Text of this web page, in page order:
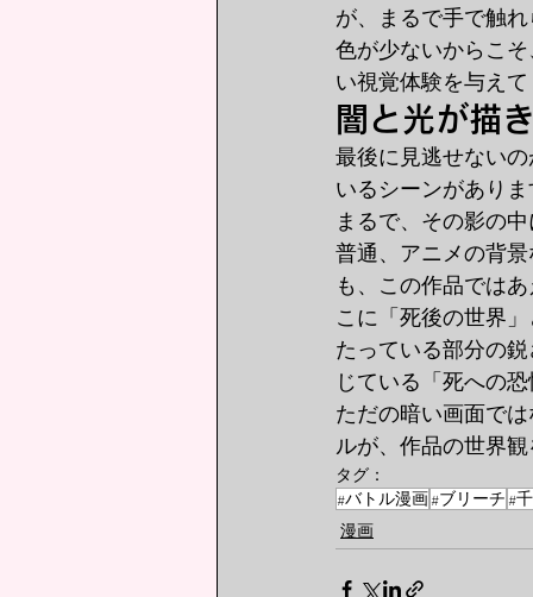
が、まるで手で触
色が少ないからこ
い視覚体験を与え
闇と光が描
最後に見逃せない
いるシーンがあり
まるで、その影の
普通、アニメの背
も、この作品では
こに「死後の世界
たっている部分の
じている「死への
ただの暗い画面で
ルが、作品の世界
タグ：
#バトル漫画#ブリーチ#
漫画